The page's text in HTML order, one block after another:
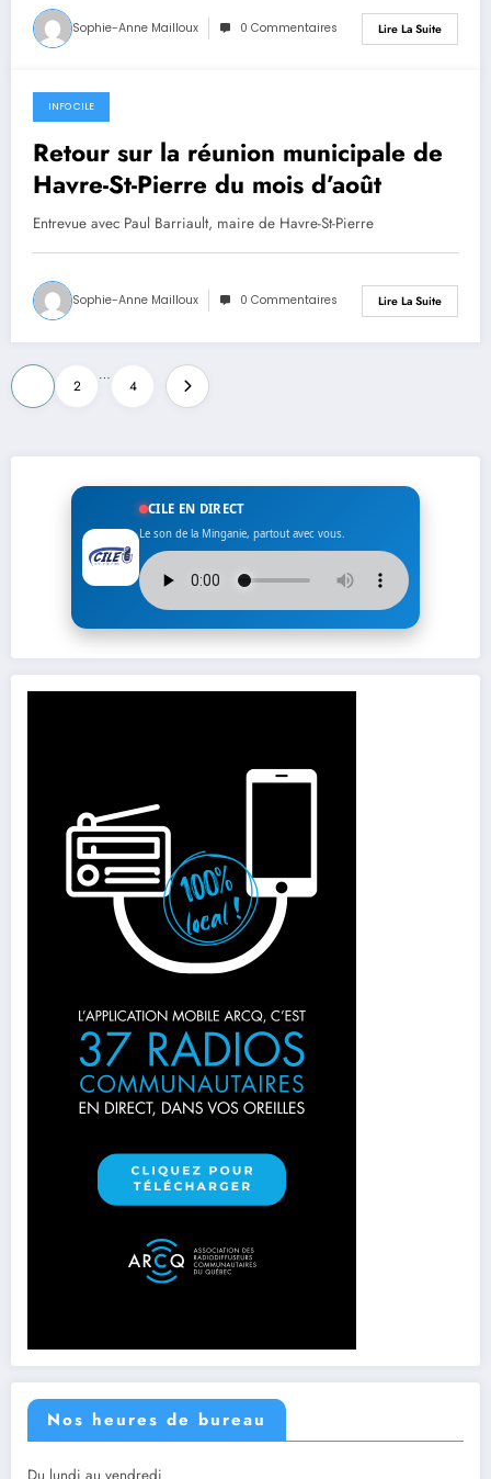
Sophie-Anne Mailloux 0 Commentaires Lire La Suite
23 août 2024
INFO CILE
Retour sur la réunion municipale de
Havre-St-Pierre du mois d’août
Entrevue avec Paul Barriault, maire de Havre-St-Pierre
Sophie-Anne Mailloux 0 Commentaires Lire La Suite
Pagination
des
publications
2
…
4
CILE EN DIRECT
Le son de la Minganie, partout avec vous.
Nos heures de bureau